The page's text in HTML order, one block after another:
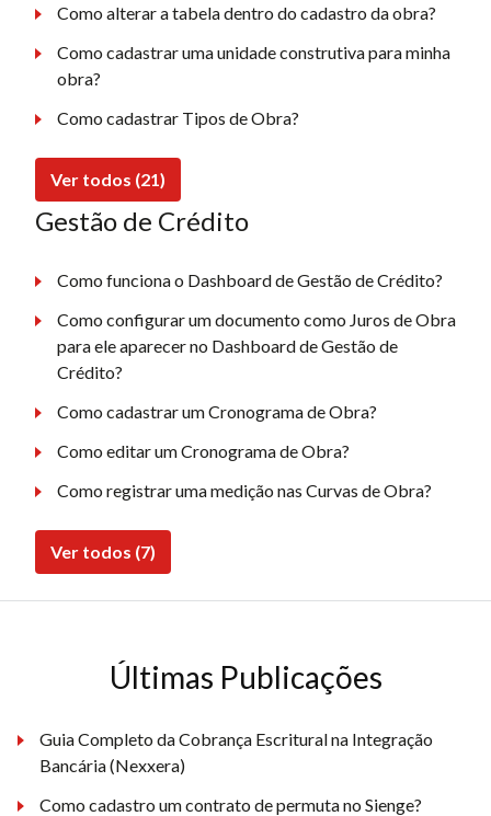
Como alterar a tabela dentro do cadastro da obra?
Como cadastrar uma unidade construtiva para minha
obra?
Como cadastrar Tipos de Obra?
Ver todos (21)
Gestão de Crédito
Como funciona o Dashboard de Gestão de Crédito?
Como configurar um documento como Juros de Obra
para ele aparecer no Dashboard de Gestão de
Crédito?
Como cadastrar um Cronograma de Obra?
Como editar um Cronograma de Obra?
Como registrar uma medição nas Curvas de Obra?
Ver todos (7)
Últimas Publicações
Guia Completo da Cobrança Escritural na Integração
Bancária (Nexxera)
Como cadastro um contrato de permuta no Sienge?